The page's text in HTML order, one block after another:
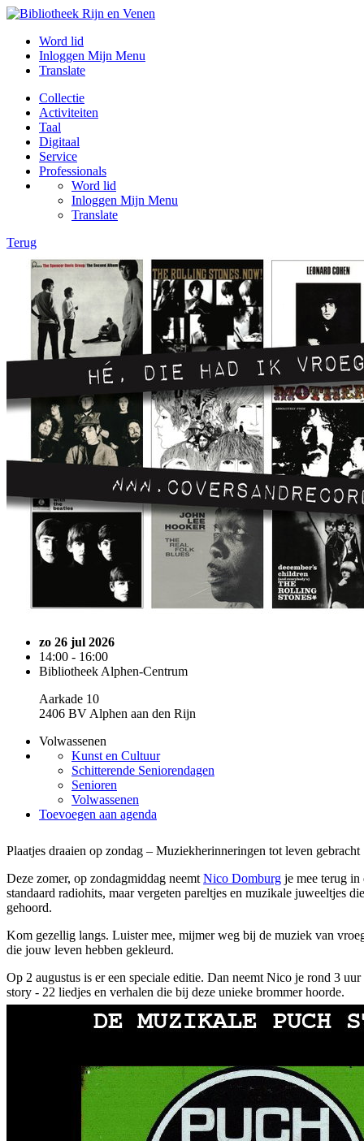
Word lid
Inloggen Mijn Menu
Translate
Collectie
Activiteiten
Taal
Digitaal
Service
Professionals
Word lid
Inloggen Mijn Menu
Translate
Terug
zo 26 jul 2026
14:00 - 16:00
Bibliotheek Alphen-Centrum
Aarkade 10
2406 BV Alphen aan den Rijn
Volwassenen
Kunst en Cultuur
Schitterende Seniorendagen
Senioren
Volwassenen
Toevoegen aan agenda
Plaatjes draaien op zondag – Muziekherinneringen tot leven gebracht
Deze zomer, op zondagmiddag neemt Nico Domburg je mee terug
standaard radiohits, maar vergeten pareltjes en muzikale juweeltjes
gehoord.
Kom gezellig langs. Luister mee, mijmer weg bij de muziek van
die jouw leven hebben gekleurd.
Op 2 augustus is er een speciale editie. Dan neemt Nico je rond 3
story - 22 liedjes en verhalen die bij deze unieke brommer hoorde.